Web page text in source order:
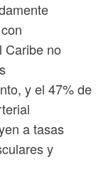
Caribe no
y el 47% de
a tasas
y